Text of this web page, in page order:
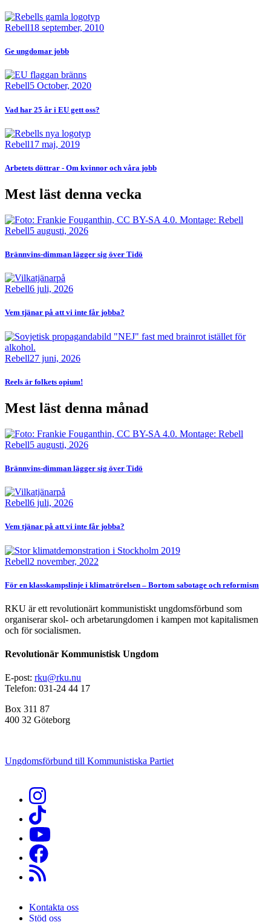
Bild
Rebell18 september, 2010
Ge ungdomar jobb
Bild
Rebell5 October, 2020
Vad har 25 år i EU gett oss?
Bild
Rebell17 maj, 2019
Arbetets döttrar - Om kvinnor och våra jobb
Mest läst denna vecka
Bild
Rebell5 augusti, 2026
Brännvins-dimman lägger sig över Tidö
Bild
Rebell6 juli, 2026
Vem tjänar på att vi inte får jobba?
Bild
Rebell27 juni, 2026
Reels är folkets opium!
Mest läst denna månad
Bild
Rebell5 augusti, 2026
Brännvins-dimman lägger sig över Tidö
Bild
Rebell6 juli, 2026
Vem tjänar på att vi inte får jobba?
Bild
Rebell2 november, 2022
För en klasskampslinje i klimatrörelsen – Bortom sabotage och reformism
RKU är ett revolutionärt kommunistiskt ungdomsförbund som
organiserar skol- och arbetarungdomen i kampen mot kapitalismen
och för socialismen.
Revolutionär Kommunistisk Ungdom
E-post: rku@rku.nu
Telefon: 031-24 44 17
Box 311 87
400 32 Göteborg
Ungdomsförbund till Kommunistiska Partiet
Kontakta oss
Stöd oss